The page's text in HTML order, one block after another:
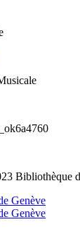
Bibliothèque